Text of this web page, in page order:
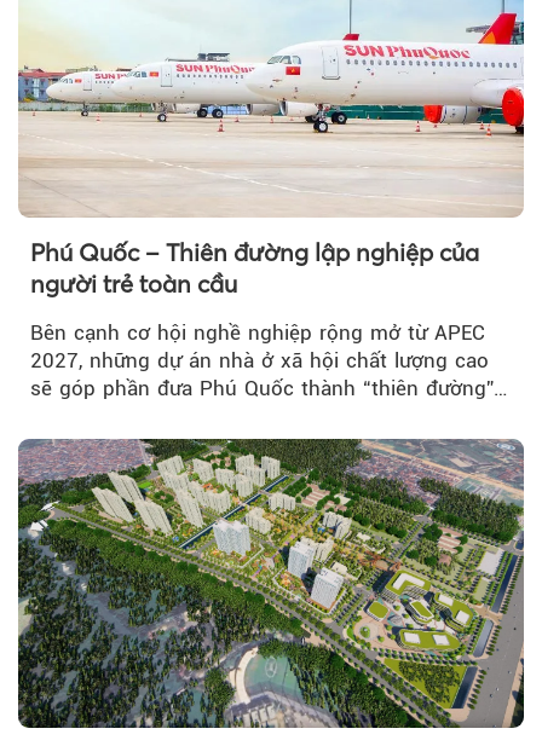
Phú Quốc – Thiên đường lập nghiệp của
người trẻ toàn cầu
Bên cạnh cơ hội nghề nghiệp rộng mở từ APEC
2027, những dự án nhà ở xã hội chất lượng cao
sẽ góp phần đưa Phú Quốc thành “thiên đường”